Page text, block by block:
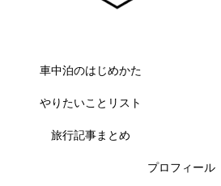
車中泊のはじめかた
やりたいことリスト
旅行記事まとめ
プロフィール